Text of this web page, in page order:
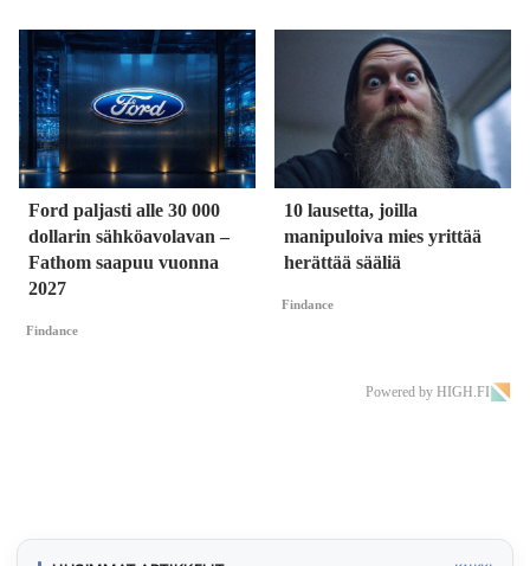
Ford paljasti alle 30 000
dollarin sähköavolavan –
Fathom saapuu vuonna
2027
Findance
10 lausetta, joilla
manipuloiva mies yrittää
herättää sääliä
Findance
Powered by HIGH.FI